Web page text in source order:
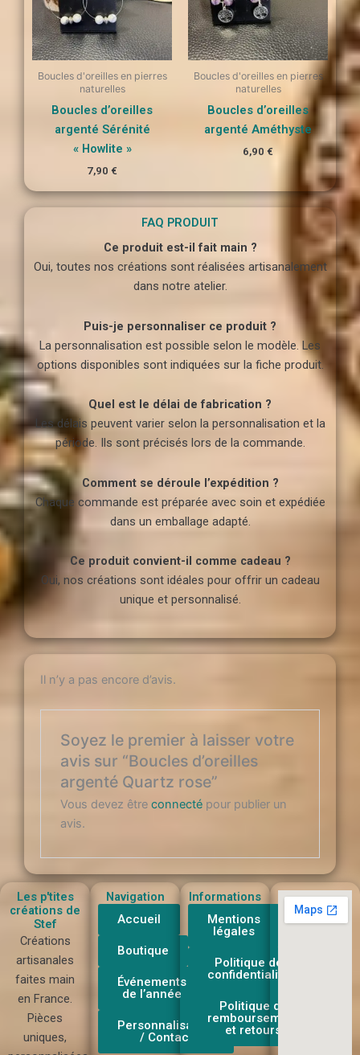
Boucles d'oreilles en pierres
naturelles
Boucles d’oreilles
argenté Sérénité
« Howlite »
7,90 €
Boucles d'oreilles en pierres
naturelles
Boucles d’oreilles
argenté Améthyste
6,90 €
FAQ PRODUIT
Ce produit est-il fait main ?
Oui, toutes nos créations sont réalisées artisanalement
dans notre atelier.
Puis-je personnaliser ce produit ?
La personnalisation est possible selon le modèle. Les
options disponibles sont indiquées sur la fiche produit.
Quel est le délai de fabrication ?
Les délais peuvent varier selon la personnalisation et la
période. Ils sont précisés lors de la commande.
Comment se déroule l’expédition ?
Chaque commande est préparée avec soin et expédiée
dans un emballage adapté.
Ce produit convient-il comme cadeau ?
Oui, nos créations sont idéales pour offrir un cadeau
unique et personnalisé.
Il n’y a pas encore d’avis.
Soyez le premier à laisser votre
avis sur “Boucles d’oreilles
argenté Quartz rose”
Vous devez êtreconnecté pour publier un
avis.
Les p'tites
créations de
Stef
Créations
artisanales
faites main
en France.
Pièces
uniques,
Navigation
Accueil
Boutique
Événements
de l’année
Personnalisation
/ Contact
Informations
Mentions
légales
Politique de
confidentialité
Politique de
remboursement
et retours